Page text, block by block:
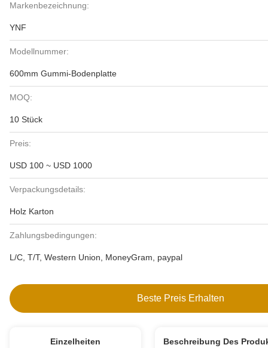
Markenbezeichnung:
YNF
Modellnummer:
600mm Gummi-Bodenplatte
MOQ:
10 Stück
Preis:
USD 100 ~ USD 1000
Verpackungsdetails:
Holz Karton
Zahlungsbedingungen:
L/C, T/T, Western Union, MoneyGram, paypal
Beste Preis Erhalten
Einzelheiten Beschreibung Des